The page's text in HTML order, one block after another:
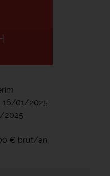
16/01/2025
2025
€ brut/an